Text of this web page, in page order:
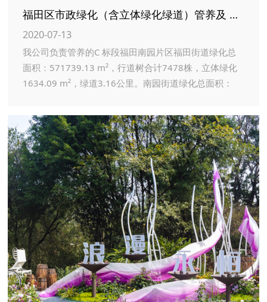
福田区市政绿化（含立体绿化绿道）管养及 超高大树木修剪（C 标段）服务项目
2020-07-13
我公司负责管养的C 标段福田南园片区福田街道绿化总
面积：571739.13 m²，行道树合计7478株，立体绿化
1634.09 m²，绿道3.16公里。南园街道绿化总面积：
m²。